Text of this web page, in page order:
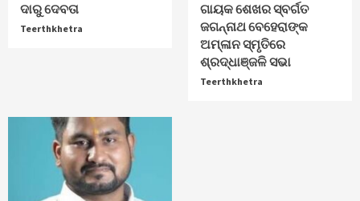
ଦାରୁ ଦେବତା
Teerthkhetra
ଗାୟକ ଶେଖର ସ୍ବର୍ଗତ
ଜଗନ୍ନାଥ ବେହେରାଙ୍କ
ଅମ୍ଳାନ ସ୍ମୃତିରେ
ଶ୍ରଦ୍ଧାଞ୍ଜଳି ସଭା
Teerthkhetra